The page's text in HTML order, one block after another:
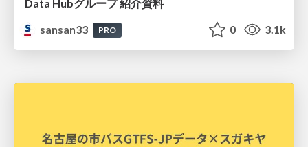
Data Hubグループ 紹介資料
sansan33
PRO 0 3.1k